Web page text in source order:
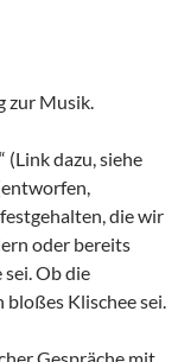
zur Musik.
“ (Link dazu, siehe
die wir
oder bereits
Ob die
Klischee sei.